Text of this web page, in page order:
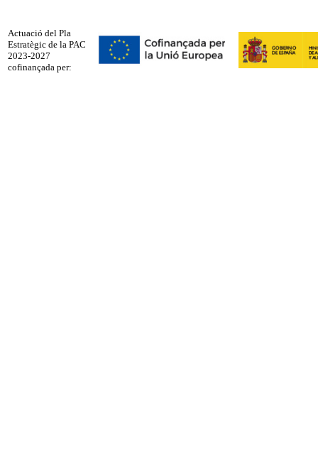
Actuació del Pla
Estratègic de la PAC
2023-2027
cofinançada per: